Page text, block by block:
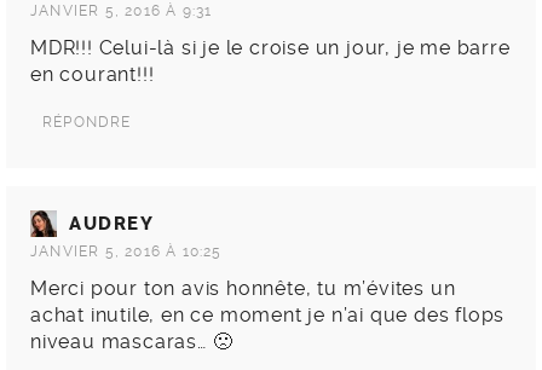
JANVIER 5, 2016 À 9:31
MDR!!! Celui-là si je le croise un jour, je me barre
en courant!!!
RÉPONDRE
AUDREY
JANVIER 5, 2016 À 10:25
Merci pour ton avis honnête, tu m’évites un
achat inutile, en ce moment je n’ai que des flops
niveau mascaras… 🙁